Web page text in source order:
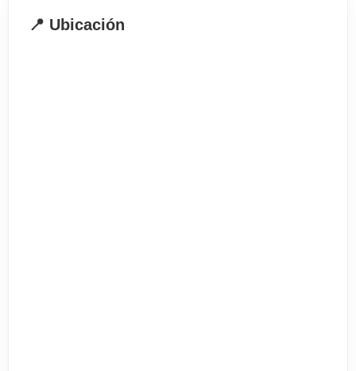
. Lecciones de 50 minutos cada una
📍 Ubicación